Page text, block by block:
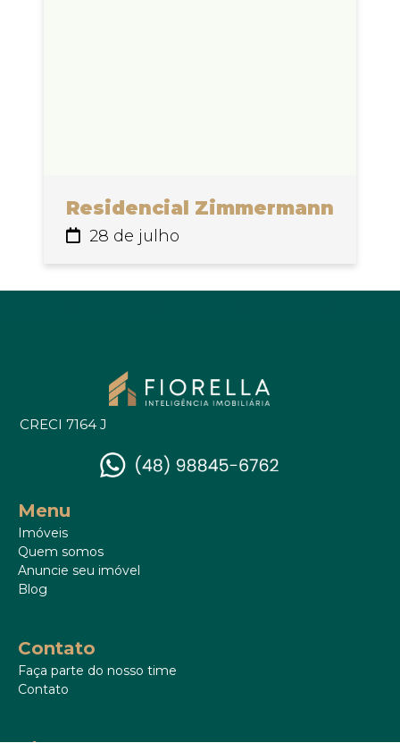
Residencial Zimmermann
28 de julho
CRECI 7164 J
Menu
Imóveis
Quem somos
Anuncie seu imóvel
Blog
Contato
Faça parte do nosso time
Contato